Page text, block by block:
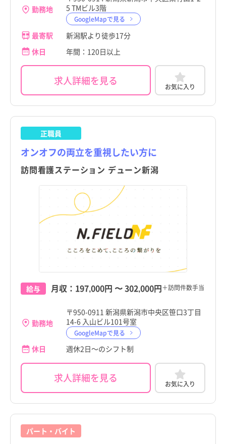
勤務地
5 TMビル3階
GoogleMapで見る
最寄駅
新潟駅より徒歩17分
休日
年間：120日以上
求人詳細を見る お気に入り
正職員
オンオフの両立を重視したい方に
訪問看護ステーション デューン新潟
給与 月収： 197,000円 〜302,000円＋訪問件数手当
勤務地
〒950-0911 新潟県新潟市中央区笹口3丁目
14-6 入山ビル101号室
GoogleMapで見る
休日 週休2日～のシフト制
求人詳細を見る お気に入り
パート・バイト